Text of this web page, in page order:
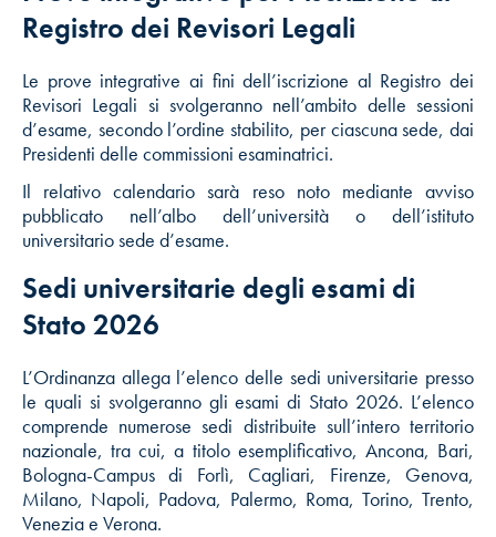
Registro dei Revisori Legali
Le prove integrative ai fini dell’iscrizione al Registro dei
Revisori Legali si svolgeranno nell’ambito delle sessioni
d’esame, secondo l’ordine stabilito, per ciascuna sede, dai
Presidenti delle commissioni esaminatrici.
Il relativo calendario sarà reso noto mediante avviso
pubblicato nell’albo dell’università o dell’istituto
universitario sede d’esame.
Sedi universitarie degli esami di
Stato 2026
L’Ordinanza allega l’elenco delle sedi universitarie presso
le quali si svolgeranno gli esami di Stato 2026. L’elenco
comprende numerose sedi distribuite sull’intero territorio
nazionale, tra cui, a titolo esemplificativo, Ancona, Bari,
Bologna-Campus di Forlì, Cagliari, Firenze, Genova,
Milano, Napoli, Padova, Palermo, Roma, Torino, Trento,
Venezia e Verona.